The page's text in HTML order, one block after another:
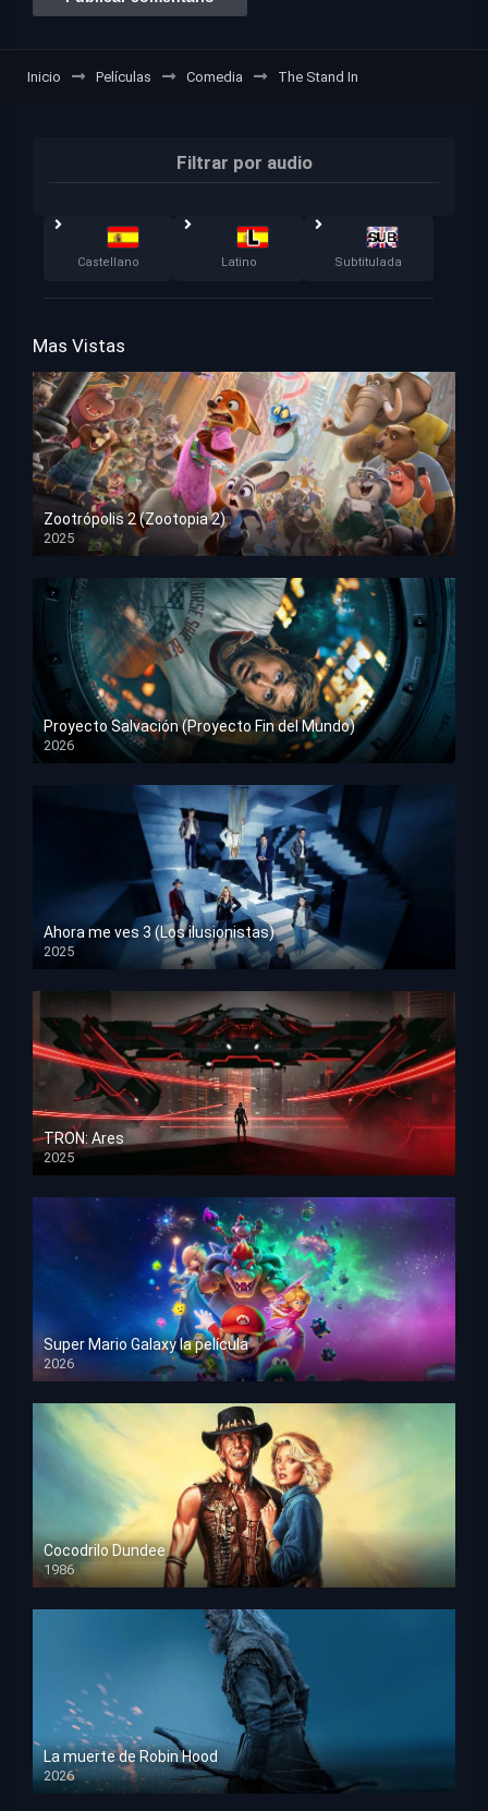
Inicio Películas Comedia The Stand In
Filtrar por audio
Castellano Latino Subtitulada
Mas Vistas
Zootrópolis 2 (Zootopia 2)
2025
HD 1080p
Proyecto Salvación (Proyecto Fin del Mundo)
2026
HD 1080p
Ahora me ves 3 (Los ilusionistas)
2025
HD 1080p
TRON: Ares
2025
HD 1080p
Super Mario Galaxy la película
2026
HD 1080p
Cocodrilo Dundee
1986
HD 1080p
La muerte de Robin Hood
2026
HD 1080p